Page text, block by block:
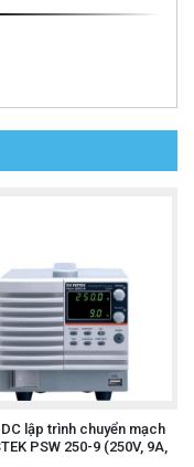
lập trình chuyển mạch
PSW 250-9 (250V, 9A,